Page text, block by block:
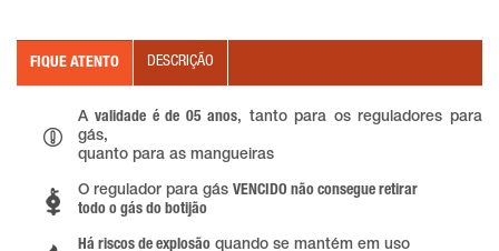
FIQUE ATENTO DESCRIÇÃO
Avalidade é de 05 anos, tanto para os reguladores para
gás,
quanto para as mangueiras
O regulador para gás VENCIDO não consegue retirar
todo o gás do botijão
Há riscos de explosão quando se mantém em uso